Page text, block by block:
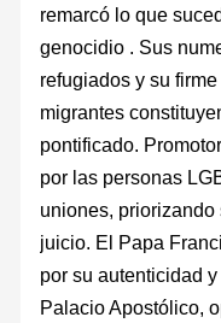
remarcó lo que
genocidio . Sus
refugiados y su
migrantes
pontificado.
por las personas
uniones,
juicio. El Papa
por su autenticidad
Palacio Apostólico,